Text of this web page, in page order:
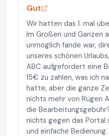
Gut
Wir hatten das 1. mal
Im Großen und Ganzen
unmöglich fande war,
unseres schönen
ABC aufgefordert eine
15€ zu zahlen, was ich
hatte, aber die ganze
nichts mehr von Rügen
die
nichts gegen das Portal
und einfache